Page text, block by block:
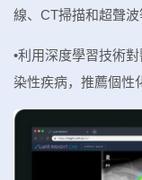
線、CT掃描和超聲
•利用深度學習技術
染性疾病，推薦個性